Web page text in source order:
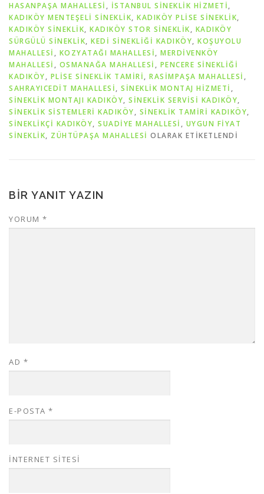
HASANPAŞA MAHALLESİ , İSTANBUL SINEKLIK HIZMETI,
KADIKÖY MENTEŞELI SINEKLIK, KADIKÖY PLISE SINEKLIK,
KADIKÖY SINEKLIK, KADIKÖY STOR SINEKLIK, KADIKÖY
SÜRGÜLÜ SINEKLIK, KEDI SINEKLIĞI KADIKÖY, KOŞUYOLU
MAHALLESİ , KOZYATAĞI MAHALLESİ, MERDİVENKÖY
MAHALLESİ , OSMANAĞA MAHALLESİ , PENCERE SINEKLIĞI
KADIKÖY, PLISE SINEKLIK TAMIRI, RASİMPAŞA MAHALLESİ ,
SAHRAYICEDİT MAHALLESİ, SINEKLIK MONTAJ HIZMETI ,
SINEKLIK MONTAJI KADIKÖY, SINEKLIK SERVISI KADIKÖY,
SINEKLIK SISTEMLERI KADIKÖY, SINEKLIK TAMIRI KADIKÖY,
SINEKLIKÇI KADIKÖY, SUADİYE MAHALLESİ , UYGUN FIYAT
SINEKLIK, ZÜHTÜPAŞA MAHALLESİ OLARAK ETIKETLENDI
BIR YANIT YAZIN
YORUM *
AD *
E-POSTA *
İNTERNET SITESI